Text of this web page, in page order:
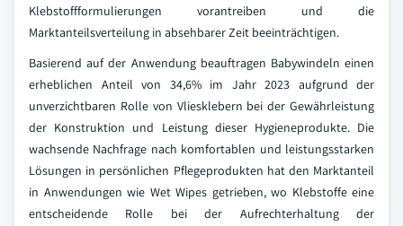
Klebstoffformulierungen vorantreiben und die
Marktanteilsverteilung in absehbarer Zeit beeinträchtigen.
Basierend auf der Anwendung beauftragen Babywindeln einen
erheblichen Anteil von 34,6% im Jahr 2023 aufgrund der
unverzichtbaren Rolle von Vliesklebern bei der Gewährleistung
der Konstruktion und Leistung dieser Hygieneprodukte. Die
wachsende Nachfrage nach komfortablen und leistungsstarken
Lösungen in persönlichen Pflegeprodukten hat den Marktanteil
in Anwendungen wie Wet Wipes getrieben, wo Klebstoffe eine
entscheidende Rolle bei der Aufrechterhaltung der